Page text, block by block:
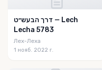
דרך הבעש״ט — Lech
Lecha 5783
Лех-Леха
1 нояб. 2022 г.